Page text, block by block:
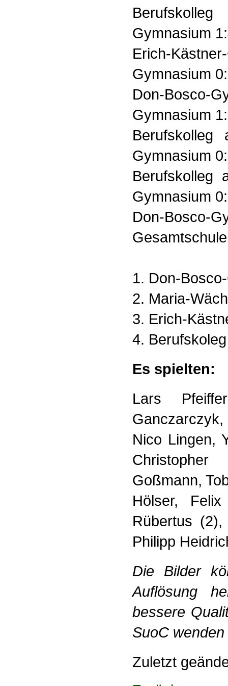
Gymnasium
Erich-
Gymnasium
Don-
Gymnasium
Berufskolleg
Gymnasium
Berufskolleg
Gymnasium
Don-
1. Don-
2. Maria-
3. Erich-
4.
Es spielten:
Lars
Nico Lingen,
Goßmann,
Hölser,
Rübertus
Philipp
Die Bilder
Auflösung
bessere
SuoC
Zuletzt